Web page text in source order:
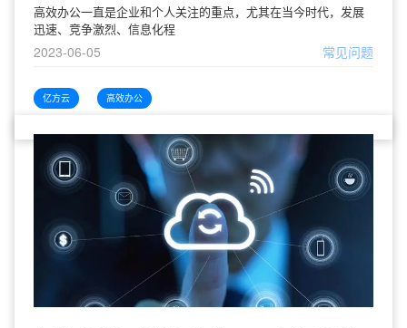
高效办公一直是企业和个人关注的重点，尤其在当今时代，发展
迅速、竞争激烈、信息化程
2023-06-05 常见问题
亿方云 高效办公